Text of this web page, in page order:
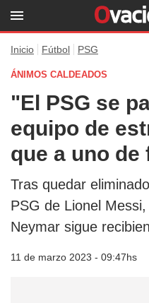
Inicio Fútbol PSG
ÁNIMOS CALDEADOS
"El PSG se
equipo de
que a uno de
Tras quedar
PSG de Lionel
Neymar sigue
11 de marzo 2023 - 09:47hs